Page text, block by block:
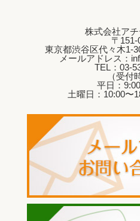
株式会社ア
〒151-
東京都渋谷区代々木1-
メールアドレス：
TEL：
（受付
平日：
土曜日：10:00